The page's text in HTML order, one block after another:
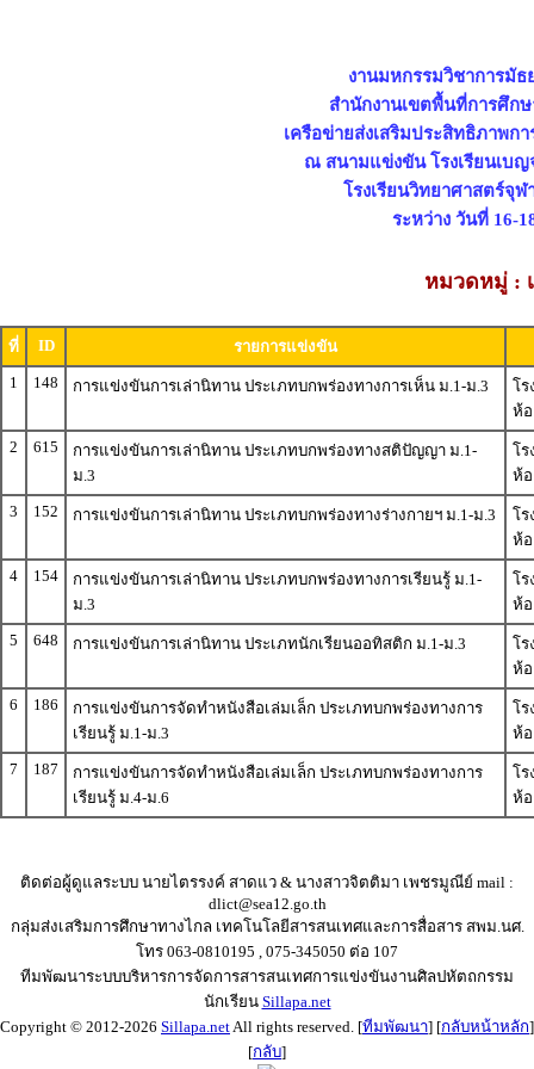
งานมหกรรมวิชาการมัธ
สำนักงานเขตพื้นที่การศึก
เครือข่ายส่งเสริมประสิทธิภาพ
ณ สนามแข่งขัน โรงเรียนเบญ
โรงเรียนวิทยาศาสตร์จุ
ระหว่าง วันที่ 16-
หมวดหมู่ :
ที่ ID
รายการแข่งขัน
1
148 การแข่งขันการเล่านิทาน ประเภทบกพร่องทางการเห็น ม.1-ม.3
โร
ห้อ
2
615
การแข่งขันการเล่านิทาน ประเภทบกพร่องทางสติปัญญา ม.1-
ม.3
โร
ห้อ
3
152 การแข่งขันการเล่านิทาน ประเภทบกพร่องทางร่างกายฯ ม.1-ม.3
โร
ห้อ
4
154
การแข่งขันการเล่านิทาน ประเภทบกพร่องทางการเรียนรู้ ม.1-
ม.3
โร
ห้อ
5
648 การแข่งขันการเล่านิทาน ประเภทนักเรียนออทิสติก ม.1-ม.3
โร
ห้อ
6
186
การแข่งขันการจัดทำหนังสือเล่มเล็ก ประเภทบกพร่องทางการ
เรียนรู้ ม.1-ม.3
โร
ห้อ
7
187
การแข่งขันการจัดทำหนังสือเล่มเล็ก ประเภทบกพร่องทางการ
เรียนรู้ ม.4-ม.6
โร
ห้อ
ติดต่อผู้ดูแลระบบ นายไตรรงค์ สาดแว & นางสาวจิตติมา เพชรมูณีย์ mail :
dlict@sea12.go.th
กลุ่มส่งเสริมการศึกษาทางไกล เทคโนโลยีสารสนเทศและการสื่อสาร สพม.นศ.
โทร 063-0810195 , 075-345050 ต่อ 107
ทีมพัฒนาระบบบริหารการจัดการสารสนเทศการแข่งขันงานศิลปหัตถกรรม
นักเรียน Sillapa.net
Copyright © 2012-2026 Sillapa.netAll rights reserved. [ทีมพัฒนา] [กลับหน้าหลัก]
[กลับ]